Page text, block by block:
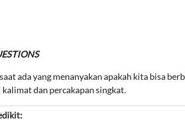
ada yang menanyakan apakah kita bisa
dan percakapan singkat.
: